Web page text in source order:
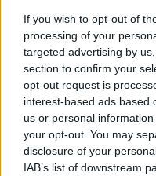
If you wish to opt-out of
processing of your
targeted advertising by
section to confirm your
opt-out request is
interest-based ads based
us or personal
your opt-out. You may
disclosure of your
IAB’s list of downstream
ÖNKORMÁNYZATI
2023. május. 03. 17:36
A tárlat 5 fotón a
úgy, hogy az Értéktár
SÁTORY KÁROLY,
ÖNKORMÁNYZATI
ÜGYNÖKÖK
2022. november. 23. 12:26